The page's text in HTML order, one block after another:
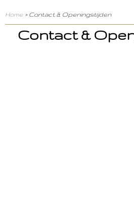
Home > Contact & Openingstijden
Contact &